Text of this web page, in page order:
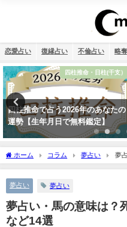
恋愛占い 復縁占い 不倫占い 略
四柱推命・日柱(干支）
2026年のあなたの
で無料鑑定】
2026年のラ
はカーネリ
急上昇する
ホーム コラム 夢占い
夢
など14選
夢占い 夢占い
夢占い・馬の意味は？
など14選